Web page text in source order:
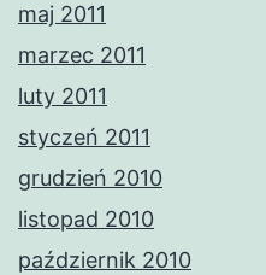
maj 2011
marzec 2011
luty 2011
styczeń 2011
grudzień 2010
listopad 2010
październik 2010